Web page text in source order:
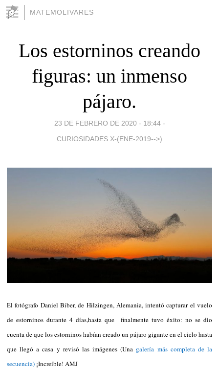
MATEMOLIVARES
Los estorninos creando
figuras: un inmenso
pájaro.
23 DE FEBRERO DE 2020 - 18:44 -
CURIOSIDADES X-(ENE-2019-->)
El fotógrafo Daniel Biber, de Hilzingen, Alemania, intentó capturar el vuelo
de estorninos durante 4 días,hasta que finalmente tuvo éxito: no se dio
cuenta de que los estorninos habían creado un pájaro gigante en el cielo hasta
que llegó a casa y revisó las imágenes (Una galería más completa de la
secuencia) ¡Increíble! AMJ